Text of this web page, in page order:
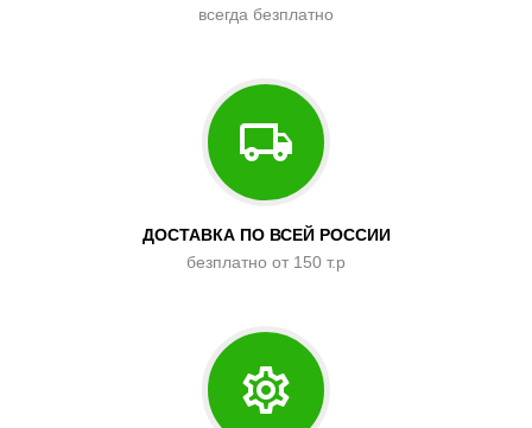
всегда безплатно
ДОСТАВКА ПО ВСЕЙ РОССИИ
безплатно от 150 т.р